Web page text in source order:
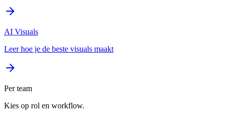
AI Visuals
Leer hoe je de beste visuals maakt
Per team
Kies op rol en workflow.